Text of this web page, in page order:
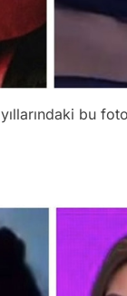
yıllarındaki bu